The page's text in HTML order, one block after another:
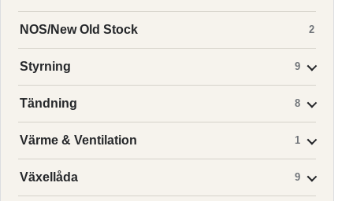
NOS/New Old Stock 2
Styrning 9
Tändning 8
Värme & Ventilation 1
Växellåda 9